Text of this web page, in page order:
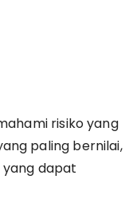
risiko yang
paling bernilai,
dapat